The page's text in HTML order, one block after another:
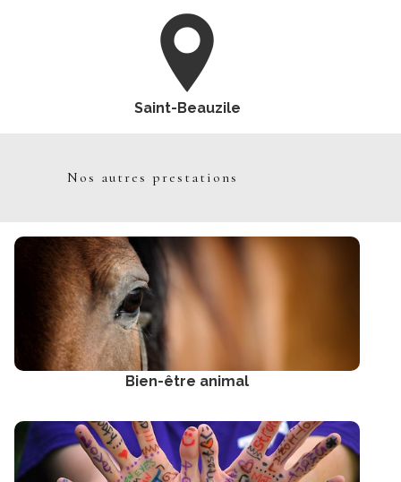
Saint-Beauzile
Nos autres prestations
Bien-être animal